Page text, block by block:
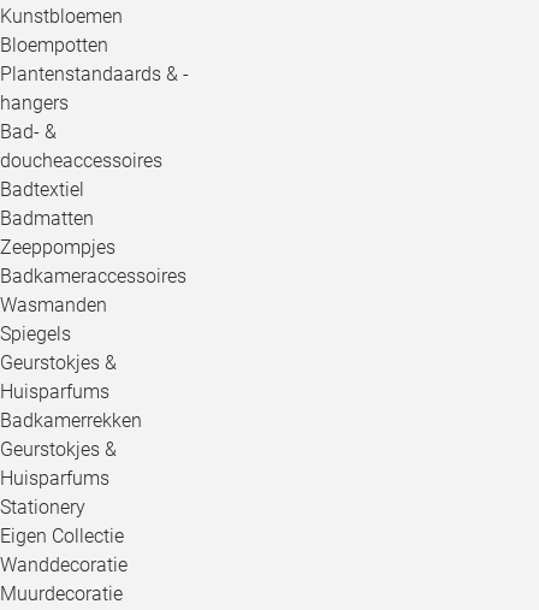
Kunstbloemen
Bloempotten
Plantenstandaards & -
hangers
Bad- &
doucheaccessoires
Badtextiel
Badmatten
Zeeppompjes
Badkameraccessoires
Wasmanden
Spiegels
Geurstokjes &
Huisparfums
Badkamerrekken
Geurstokjes &
Huisparfums
Stationery
Eigen Collectie
Wanddecoratie
Muurdecoratie